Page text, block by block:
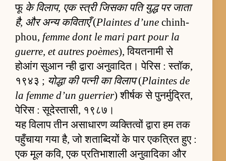
फू के विलाप, एक स्त्री जिसका पति युद्ध पर जाता
है, और अन्य कविताएँ(Plaintes d’une chinh-
phou, femme dont le mari part pour la
guerre, et autres poèmes), वियतनामी से
होआंग सुआन न्ही द्वारा अनुवादित। पेरिस : स्तॉक,
१९४३ ; योद्धा की पत्नी का विलाप(Plaintes de
la femme d’un guerrier) शीर्षक से पुनर्मुद्रित,
पेरिस : सूदेस्तासी, १९८७।
यह विलाप तीन असाधारण व्यक्तित्वों द्वारा हम तक
पहुँचाया गया है, जो शताब्दियों के पार एकत्रित हुए :
एक मूल कवि, एक प्रतिभाशाली अनुवादिका और